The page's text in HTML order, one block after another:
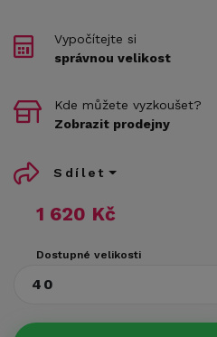
1 620 Kč
Dostupné velikosti
40
Vypočítejte si
správnou velikost
Kde můžete vyzkoušet?
Zobrazit prodejny
Sdílet